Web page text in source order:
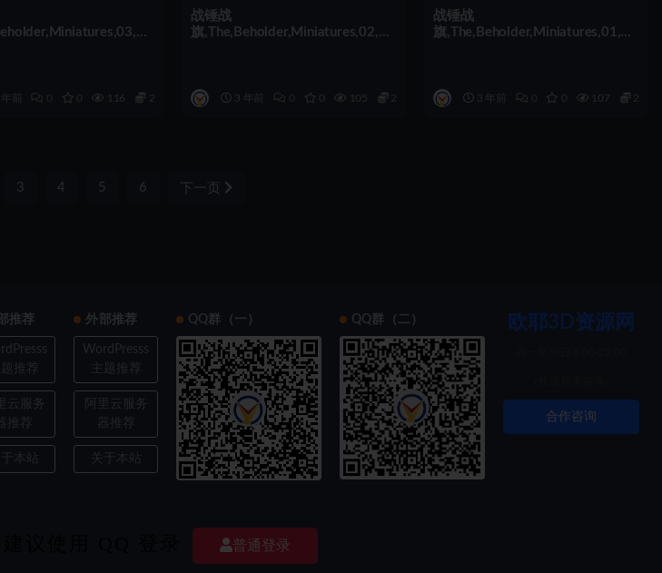
前 0 116 2
战锤战
旗,The,Beholder,Miniatures,02,23
3 年前 0 105 2
战锤战
旗,The,Beholder,Miniatures,01,23
3 年前 0 107 2
3 4 5 6 下一页
推荐
题推荐
云服务
推荐
于本站
外部推荐
WordPresss
主题推荐
阿里云服务
器推荐
关于本站
QQ群（一） QQ群（二） 欧耶3D资源网
合作咨询
经验交流探索创新
普通登录